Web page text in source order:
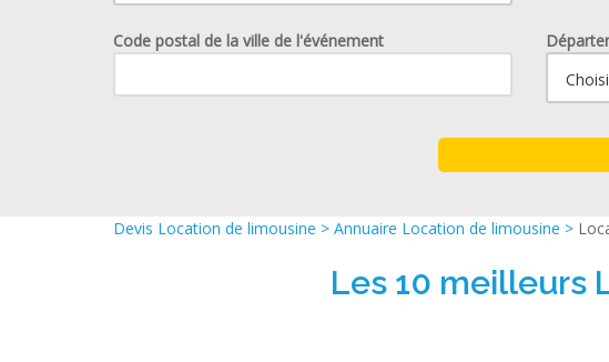
Code postal de la ville de l'événement
Devis Location de limousine > Annuaire Location de limousine >
Les 10 meilleurs